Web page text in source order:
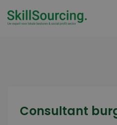
Consultant